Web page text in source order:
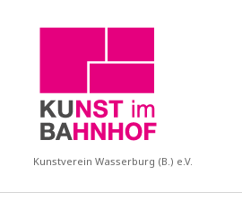
KUBA
Kunstverein Wasserburg (B.) e.V.